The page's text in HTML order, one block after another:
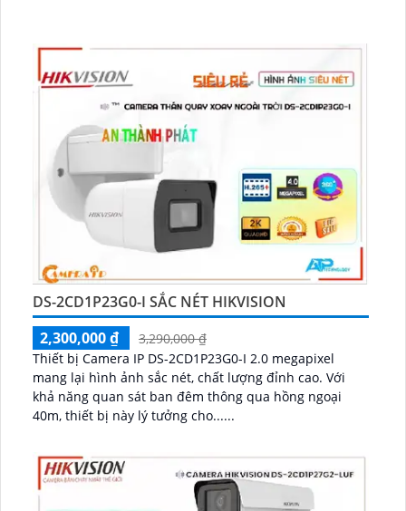
DS-2CD1P23G0-I SẮC NÉT HIKVISION
2,300,000 ₫
3,290,000 ₫
Thiết bị Camera IP DS-2CD1P23G0-I 2.0 megapixel
mang lại hình ảnh sắc nét, chất lượng đỉnh cao. Với
khả năng quan sát ban đêm thông qua hồng ngoại
40m, thiết bị này lý tưởng cho......